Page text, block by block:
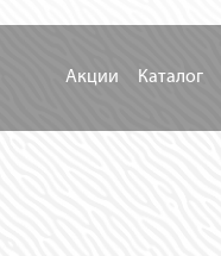
Акции Каталог